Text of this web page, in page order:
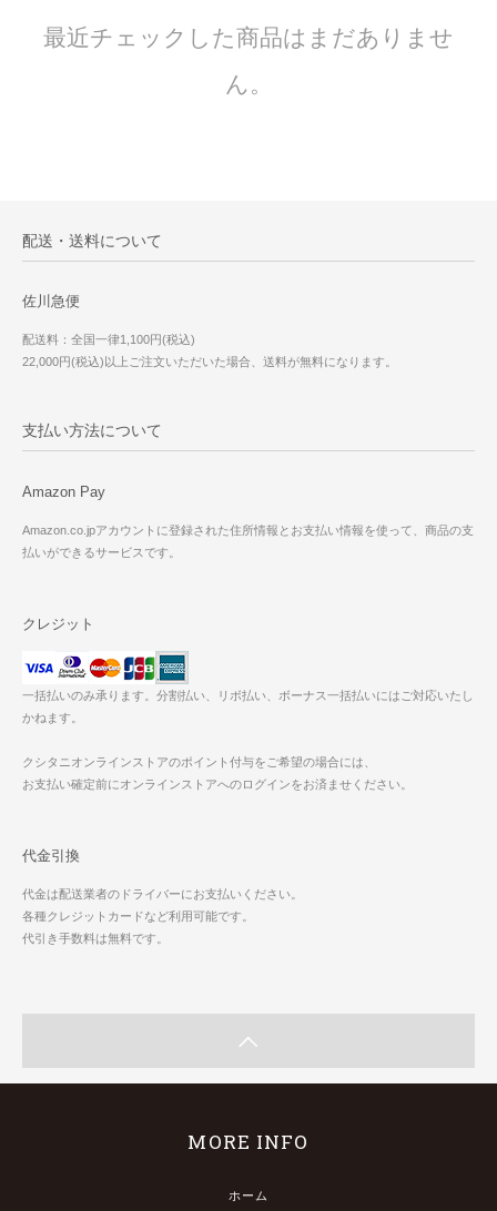
最近チェックした商品はまだありませ
ん。
配送・送料について
佐川急便
配送料：全国一律1,100円(税込)
22,000円(税込)以上ご注文いただいた場合、送料が無料になります。
支払い方法について
Amazon Pay
Amazon.co.jpアカウントに登録された住所情報とお支払い情報を使って、商品の支
払いができるサービスです。
クレジット
一括払いのみ承ります。分割払い、リボ払い、ボーナス一括払いにはご対応いたし
かねます。
クシタニオンラインストアのポイント付与をご希望の場合には、
お支払い確定前にオンラインストアへのログインをお済ませください。
代金引換
代金は配送業者のドライバーにお支払いください。
各種クレジットカードなど利用可能です。
代引き手数料は無料です。
MORE INFO
ホーム